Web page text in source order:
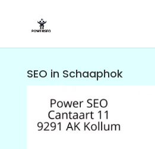
SEO in Schaaphok